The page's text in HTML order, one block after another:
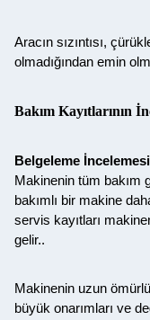
Aracın sızıntısı,
olmadığından emin
Bakım Kayıtlarının
Belgeleme
Makinenin tüm bakım
bakımlı bir makine
servis kayıtları
gelir..
Makinenin uzun
büyük onarımları ve